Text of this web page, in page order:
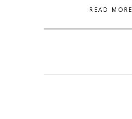
READ MORE